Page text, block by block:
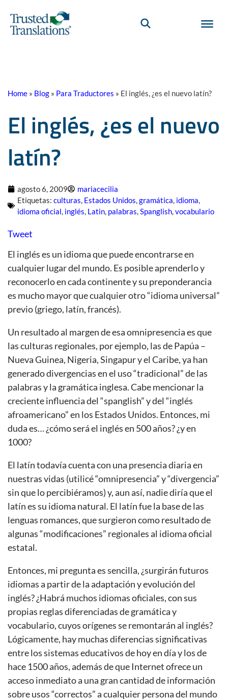
Home » Blog » Para Traductores » El inglés, ¿es el nuevo latín?
El inglés, ¿es el nuevo
latín?
agosto 6, 2009
mariacecilia
Etiquetas: culturas, Estados Unidos,gramática, idioma,
idioma oficial, inglés, Latin, palabras,Spanglish,vocabulario
Tweet
El inglés es un idioma que puede encontrarse en
cualquier lugar del mundo. Es posible aprenderlo y
reconocerlo en cada continente y su preponderancia
es mucho mayor que cualquier otro “idioma universal”
previo (griego, latín, francés).
Un resultado al margen de esa omnipresencia es que
las culturas regionales, por ejemplo, las de Papúa –
Nueva Guinea, Nigeria, Singapur y el Caribe, ya han
generado divergencias en el uso “tradicional” de las
palabras y la gramática inglesa. Cabe mencionar la
creciente influencia del “spanglish” y del “inglés
afroamericano” en los Estados Unidos. Entonces, mi
duda es… ¿cómo será el inglés en 500 años? ¿y en
1000?
El latín todavía cuenta con una presencia diaria en
nuestras vidas (utilicé “omnipresencia” y “divergencia”
sin que lo percibiéramos) y, aun así, nadie diría que el
latín es su idioma natural. El latín fue la base de las
lenguas romances, que surgieron como resultado de
algunas “modificaciones” regionales al idioma oficial
estatal.
Entonces, mi pregunta es sencilla, ¿surgirán futuros
idiomas a partir de la adaptación y evolución del
inglés? ¿Habrá muchos idiomas oficiales, con sus
propias reglas diferenciadas de gramática y
vocabulario, cuyos orígenes se remontarán al inglés?
Lógicamente, hay muchas diferencias significativas
entre los sistemas educativos de hoy en día y los de
hace 1500 años, además de que Internet ofrece un
acceso inmediato a una gran cantidad de información
sobre usos “correctos” a cualquier persona del mundo